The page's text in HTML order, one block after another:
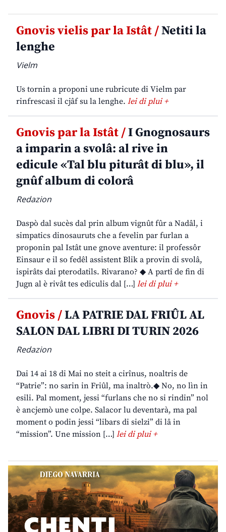
Gnovis vielis par la Istât /Netiti la
lenghe
Vielm
Us tornin a proponi une rubricute di Vielm par
rinfrescasi il cjâf su la lenghe. lei di plui +
Gnovis par la Istât /I Gnognosaurs
a imparin a svolâ: al rive in
edicule «Tal blu piturât di blu», il
gnûf album di colorâ
Redazion
Daspò dal sucès dal prin album vignût fûr a Nadâl, i
simpatics dinosauruts che a fevelin par furlan a
proponin pal Istât une gnove aventure: il professôr
Einsaur e il so fedêl assistent Blik a provin di svolâ,
ispirâts dai pterodatils. Rivarano? ◆ A partî de fin di
Jugn al è rivât tes ediculis dal […] lei di plui +
Gnovis /LA PATRIE DAL FRIÛL AL
SALON DAL LIBRI DI TURIN 2026
Redazion
Dai 14 ai 18 di Mai no steit a cirînus, noaltris de
“Patrie”: no sarin in Friûl, ma inaltrò.◆ No, no lìn in
esili. Pal moment, jessi “furlans che no si rindin” nol
è ancjemò une colpe. Salacor lu deventarà, ma pal
moment o podin jessi “libars di sielzi” di lâ in
“mission”. Une mission […] lei di plui +